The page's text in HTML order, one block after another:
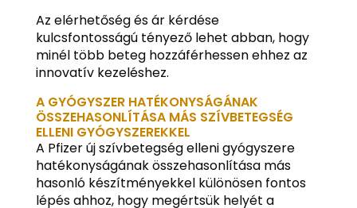
Az elérhetőség és ár kérdése
kulcsfontosságú tényező lehet abban, hogy
minél több beteg hozzáférhessen ehhez az
innovatív kezeléshez.
A GYÓGYSZER HATÉKONYSÁGÁNAK
ÖSSZEHASONLÍTÁSA MÁS SZÍVBETEGSÉG
ELLENI GYÓGYSZEREKKEL
A Pfizer új szívbetegség elleni gyógyszere
hatékonyságának összehasonlítása más
hasonló készítményekkel különösen fontos
lépés ahhoz, hogy megértsük helyét a